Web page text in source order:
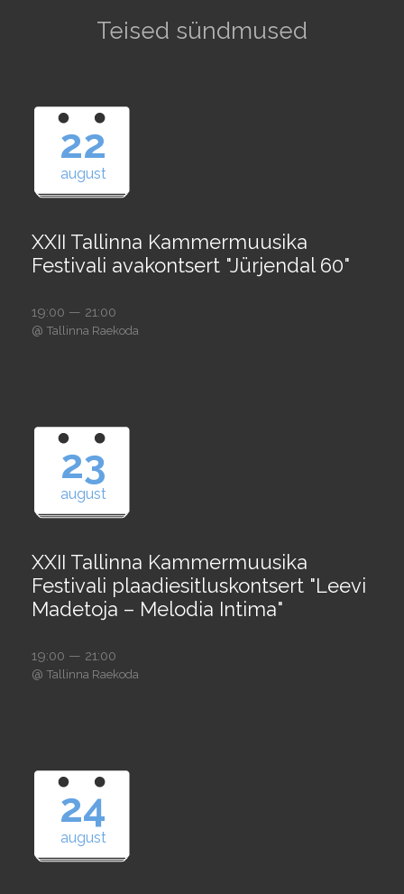
Teised sündmused
22
august
XXII Tallinna Kammermuusika
Festivali avakontsert "Jürjendal 60"
19:00 — 21:00
@ Tallinna Raekoda
23
august
XXII Tallinna Kammermuusika
Festivali plaadiesitluskontsert "Leevi
Madetoja – Melodia Intima"
19:00 — 21:00
@ Tallinna Raekoda
24
august